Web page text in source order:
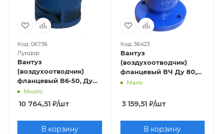
Код: 06736
Луидор
Вантуз
(воздухоотводчик)
фланцевый В6-50, Ду
50, Ру 10
Много
10 764,51 ₽/шт
В корзину
Код: 36423
Вантуз
(воздухоотводчик)
фланцевый ВЧ Ду 80,
Ру-10, однокамерный
Мало
3 159,51₽/шт
В корзину